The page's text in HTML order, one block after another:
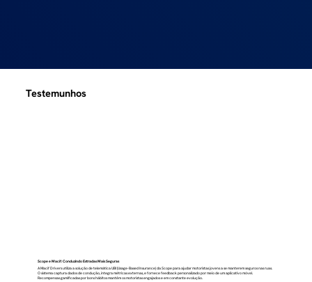
Testemunhos
Scope e Macif: Conduzindo Estradas Mais Seguras
A Macif Drivers utiliza a solução de telemática UBI (Usage-Based Insurance) da Scope para ajudar motoristas jovens a se manterem seguros nas ruas.
O sistema captura dados de condução, integra métricas externas, e fornece feedback personalizado por meio de um aplicativo móvel.
Recompensas gamificadas por bons hábitos mantêm os motoristas engajados e em constante evolução.